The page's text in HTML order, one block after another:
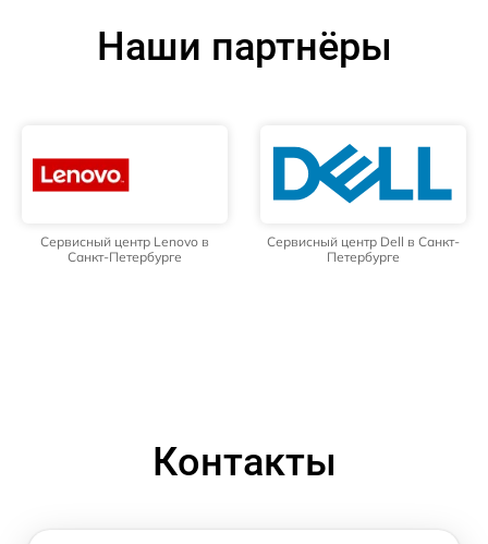
Наши партнёры
Сервисный центр Lenovo в
Санкт-Петербурге
Сервисный центр Dell в Санкт-
Петербурге
Контакты